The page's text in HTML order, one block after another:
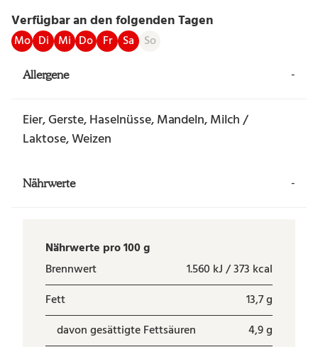
Verfügbar an den folgenden Tagen
Mo Di Mi Do Fr Sa So
Allergene -
Eier, Gerste, Haselnüsse, Mandeln, Milch /
Laktose, Weizen
Nährwerte -
Nährwerte pro 100 g
Brennwert
1.560 kJ / 373 kcal
Fett
13,7 g
davon gesättigte Fettsäuren
4,9 g